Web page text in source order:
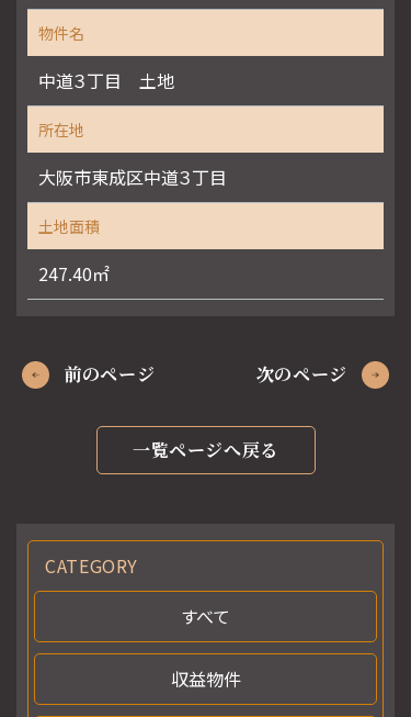
物件名
中道３丁目 土地
所在地
大阪市東成区中道３丁目
土地面積
247.40㎡
前のページ 次のページ
一覧ページへ戻る
CATEGORY
すべて
収益物件